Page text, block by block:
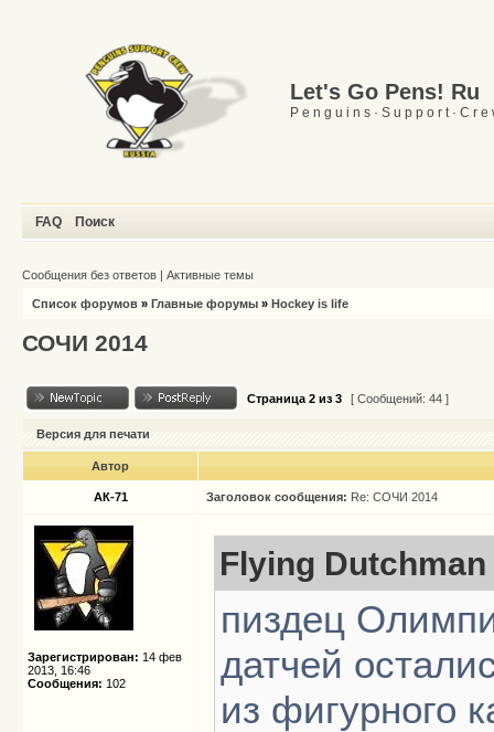
Let's Go Pens! Ru
P e n g u i n s · S u p p o r t · C r e
FAQ Поиск
Сообщения без ответов | Активные темы
Список форумов » Главные форумы » Hockey is life
СОЧИ 2014
Страница 2 из 3 [ Сообщений: 44 ]
Версия для печати
Автор
АК-71 Заголовок сообщения: Re: СОЧИ 2014
Зарегистрирован: 14 фев
2013, 16:46
Сообщения: 102
Flying
пиздец
датчей
из фигурного